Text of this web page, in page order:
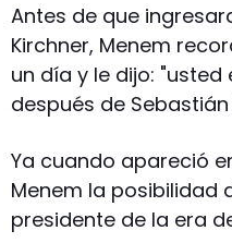
Antes de que
Kirchner, Menem
un día y le dijo:
después de Sebastián
Ya cuando apareció
Menem la posibilidad
presidente de la era